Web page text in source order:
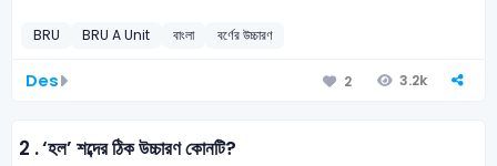
BRU BRU A Unit বাংলা বর্ণের উচ্চারণ
Des 2 3.2k
2 .‘হল’ শব্দের ঠিক উচ্চারণ কোনটি?